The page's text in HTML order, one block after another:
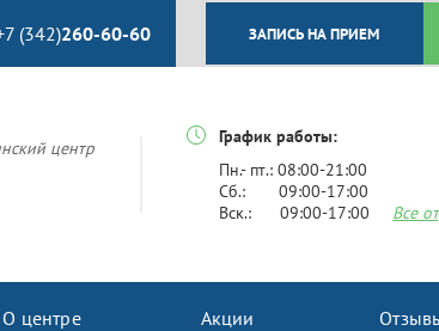
(342)260-60-60 ЗАПИСЬ НА ПРИЕМ
центр
График работы:
Пн.- пт.: 08:00-21:00
Сб.: 09:00-17:00
Вск.: 09:00-17:00
Все
О центре Акции